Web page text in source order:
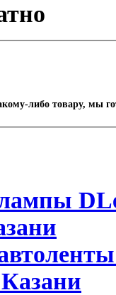
либо товару, мы